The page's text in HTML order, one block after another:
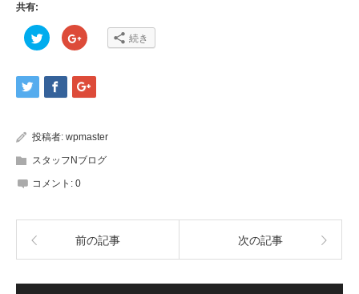
共有:
ク
リ
し
て
Twitter
で
(新
し
ウ
ィ
ン
ド
開
ク
リ
し
て
Google+
で
し
ウ
開
ま
す)
続き
投稿者: wpmaster
スタッフNブログ
コメント: 0
前の記事 次の記事